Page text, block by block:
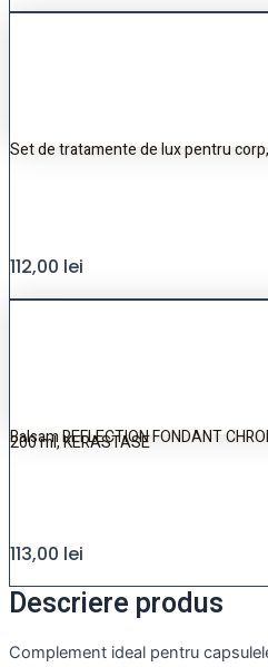
Set de tratamente de lux pentru
112,00 lei
Balsam REFLECTION FONDANT
200 ml, KERASTASE
113,00 lei
Descriere produs
Complement ideal pentru